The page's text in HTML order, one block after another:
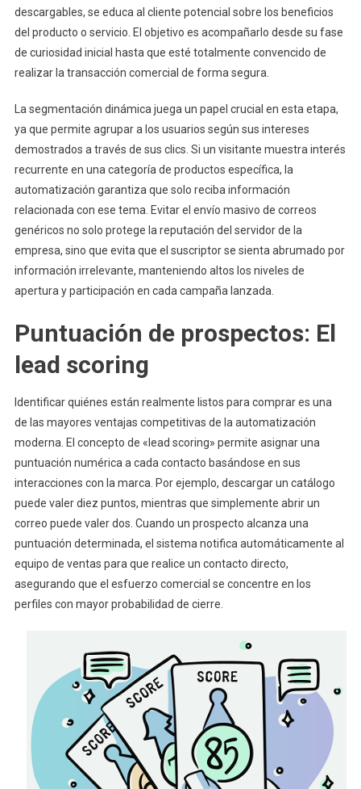
descargables, se educa al cliente potencial sobre los beneficios
del producto o servicio. El objetivo es acompañarlo desde su fase
de curiosidad inicial hasta que esté totalmente convencido de
realizar la transacción comercial de forma segura.
La segmentación dinámica juega un papel crucial en esta etapa,
ya que permite agrupar a los usuarios según sus intereses
demostrados a través de sus clics. Si un visitante muestra interés
recurrente en una categoría de productos específica, la
automatización garantiza que solo reciba información
relacionada con ese tema. Evitar el envío masivo de correos
genéricos no solo protege la reputación del servidor de la
empresa, sino que evita que el suscriptor se sienta abrumado por
información irrelevante, manteniendo altos los niveles de
apertura y participación en cada campaña lanzada.
Puntuación de prospectos: El
lead scoring
Identificar quiénes están realmente listos para comprar es una
de las mayores ventajas competitivas de la automatización
moderna. El concepto de «lead scoring» permite asignar una
puntuación numérica a cada contacto basándose en sus
interacciones con la marca. Por ejemplo, descargar un catálogo
puede valer diez puntos, mientras que simplemente abrir un
correo puede valer dos. Cuando un prospecto alcanza una
puntuación determinada, el sistema notifica automáticamente al
equipo de ventas para que realice un contacto directo,
asegurando que el esfuerzo comercial se concentre en los
perfiles con mayor probabilidad de cierre.